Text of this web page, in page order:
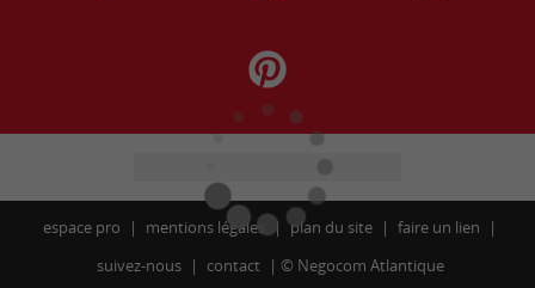
espace pro mentions légales plan du site
faire un lien
suivez-nous
contact © Negocom Atlantique